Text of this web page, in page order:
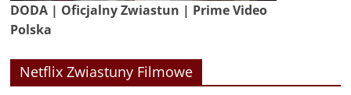
DODA | Oficjalny Zwiastun | Prime Video
Polska
Netflix Zwiastuny Filmowe